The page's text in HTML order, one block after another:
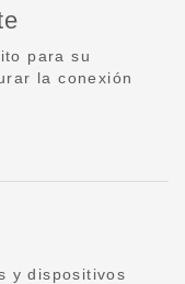
para su
la conexión
y dispositivos